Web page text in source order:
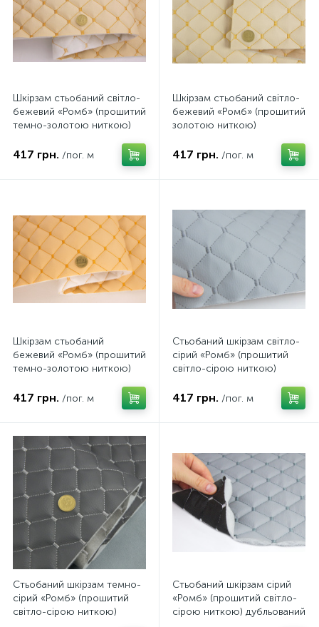
Шкірзам стьобаний світло-
бежевий «Ромб» (прошитий
темно-золотою ниткою)
флізеліном, ширина 1,35м
417 грн. /пог. м
Шкірзам стьобаний світло-
бежевий «Ромб» (прошитий
золотою ниткою)
флізеліном, ширина 1,35м
417 грн. /пог. м
Шкірзам стьобаний
бежевий «Ромб» (прошитий
темно-золотою ниткою)
флізеліном, ширина 1,35м
417 грн. /пог. м
Стьобаний шкірзам світло-
сірий «Ромб» (прошитий
світло-сірою ниткою)
флізеліном, ширина 1,35м
417 грн. /пог. м
Стьобаний шкірзам темно-
сірий «Ромб» (прошитий
світло-сірою ниткою)
Стьобаний шкірзам сірий
«Ромб» (прошитий світло-
сірою ниткою) дубльований